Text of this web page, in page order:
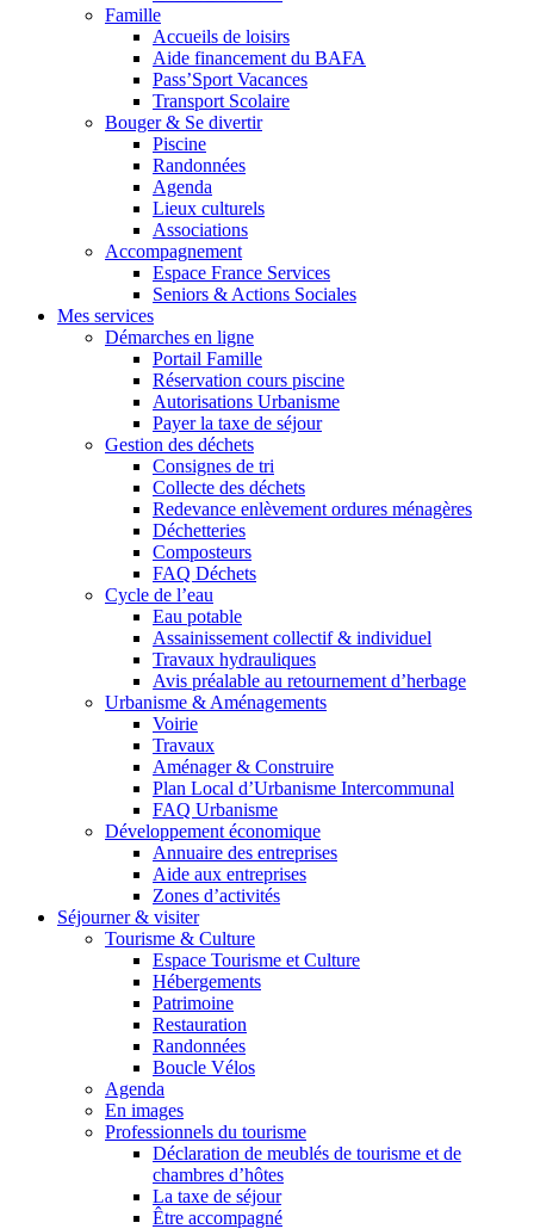
Famille
Accueils de loisirs
Aide financement du BAFA
Pass’Sport Vacances
Transport Scolaire
Bouger & Se divertir
Piscine
Randonnées
Agenda
Lieux culturels
Associations
Accompagnement
Espace France Services
Seniors & Actions Sociales
Mes services
Démarches en ligne
Portail Famille
Réservation cours piscine
Autorisations Urbanisme
Payer la taxe de séjour
Gestion des déchets
Consignes de tri
Collecte des déchets
Redevance enlèvement ordures ménagères
Déchetteries
Composteurs
FAQ Déchets
Cycle de l’eau
Eau potable
Assainissement collectif & individuel
Travaux hydrauliques
Avis préalable au retournement d’herbage
Urbanisme & Aménagements
Voirie
Travaux
Aménager & Construire
Plan Local d’Urbanisme Intercommunal
FAQ Urbanisme
Développement économique
Annuaire des entreprises
Aide aux entreprises
Zones d’activités
Séjourner & visiter
Tourisme & Culture
Espace Tourisme et Culture
Hébergements
Patrimoine
Restauration
Randonnées
Boucle Vélos
Agenda
En images
Professionnels du tourisme
Déclaration de meublés de tourisme et de
chambres d’hôtes
La taxe de séjour
Être accompagné